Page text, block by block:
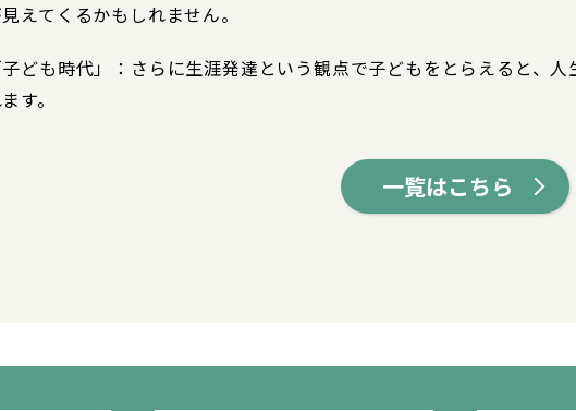
えてくるかもしれません。
子ども時代」：さらに生涯発達という観点で子どもをとらえると、
す。
一覧はこちら